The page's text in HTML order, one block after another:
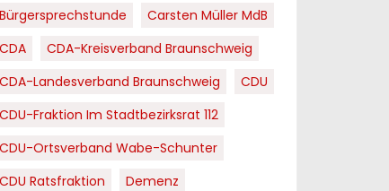
Bürgersprechstunde
Carsten Müller MdB
CDA
CDA-Kreisverband Braunschweig
CDA-Landesverband Braunschweig
CDU
CDU-Fraktion Im Stadtbezirksrat 112
CDU-Ortsverband Wabe-Schunter
CDU Ratsfraktion
Demenz